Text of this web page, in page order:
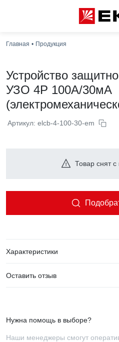
Главная Продукция
Устройство
УЗО 4P 100А/30мА
Артикул: elcb-4-100-30-em
Товар снят с
Характеристики
Оставить отзыв
Нужна помощь в выборе?
Наши менеджеры смогут